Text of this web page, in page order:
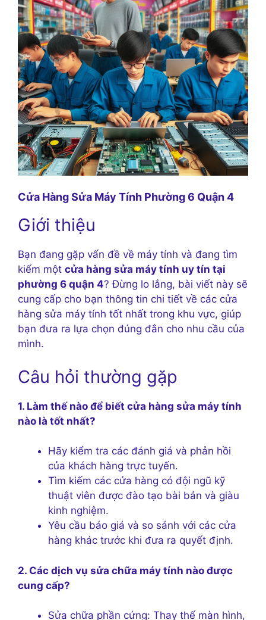
Cửa Hàng Sửa Máy Tính Phường 6 Quận 4
Giới thiệu
Bạn đang gặp vấn đề về máy tính và đang tìm
kiếm một cửa hàng sửa máy tính uy tín tại
phường 6 quận 4? Đừng lo lắng, bài viết này sẽ
cung cấp cho bạn thông tin chi tiết về các cửa
hàng sửa máy tính tốt nhất trong khu vực, giúp
bạn đưa ra lựa chọn đúng đắn cho nhu cầu của
mình.
Câu hỏi thường gặp
1. Làm thế nào để biết cửa hàng sửa máy tính
nào là tốt nhất?
Hãy kiểm tra các đánh giá và phản hồi
của khách hàng trực tuyến.
Tìm kiếm các cửa hàng có đội ngũ kỹ
thuật viên được đào tạo bài bản và giàu
kinh nghiệm.
Yêu cầu báo giá và so sánh với các cửa
hàng khác trước khi đưa ra quyết định.
2. Các dịch vụ sửa chữa máy tính nào được
cung cấp?
Sửa chữa phần cứng: Thay thế màn hình,